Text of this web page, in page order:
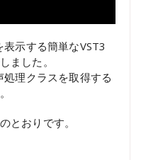
示する簡単なVST3
ました。
理クラスを取得する
とおりです。